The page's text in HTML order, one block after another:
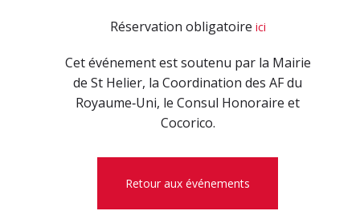
Réservation obligatoire ici
Cet événement est soutenu par la Mairie
de St Helier, la Coordination des AF du
Royaume‑Uni, le Consul Honoraire et
Cocorico.
Retour aux événements